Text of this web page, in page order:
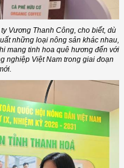
Vương Thanh Công, cho biết, dù
những loại nông sản khác nhau,
mang tinh hoa quê hương đến với
nghiệp Việt Nam trong giai đoạn